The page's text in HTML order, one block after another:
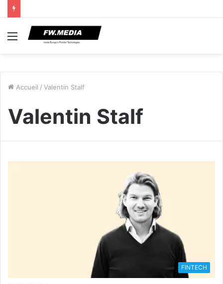
Menu
Accueil / Valentin Stalf
Valentin Stalf
FINTECH